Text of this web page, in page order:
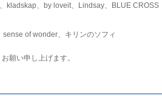
kladskap、by loveit、Lindsay、BLUE CROSS
of wonder、キリンのソフィ
願い申し上げます。